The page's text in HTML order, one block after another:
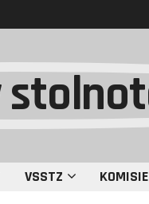
VSSTZ KOMISIE